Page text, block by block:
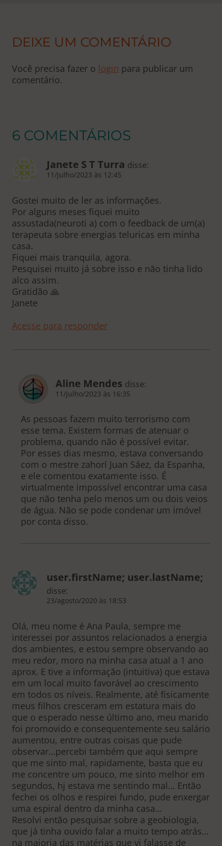
DEIXE UM COMENTÁRIO
Você precisa fazer o login para publicar um
comentário.
6 COMENTÁRIOS
Janete S T Turra disse:
11/julho/2023 às 12:45
Gostei muito de ler as informações.
Por alguns meses fiquei muito
assustada(neuroti a) com o feedback de um(a)
terapeuta sobre energias teluricas em minha
casa.
Fiquei mais tranquila, agora.
Pesquisei muito já sobre isso e não tinha lido
alco assim.
Gratidão 🙏
Janete
Acesse para responder
Aline Mendes disse:
11/julho/2023 às 16:35
As pessoas fazem muito terrorismo com
esse tema. Existem formas de atenuar o
problema, quando não é possível evitar.
Por esses dias mesmo, estava conversando
com o mestre zahorí Juan Sáez, da Espanha,
e ele comentou exatamente isso. É
virtualmente impossível encontrar uma casa
que não tenha pelo menos um ou dois veios
de água. Não se pode condenar um imóvel
por conta disso.
user.firstName; user.lastName;
disse:
23/agosto/2020 às 18:53
Olá, meu nome é Ana Paula, sempre me
interessei por assuntos relacionados a energia
dos ambientes, e estou sempre observando ao
meu redor, moro na minha casa atual a 1 ano
aprox. E tive a informação (intuitiva) que estava
em um local muito favorável ao crescimento
em todos os níveis. Realmente, até fisicamente
meus filhos cresceram em estatura mais do
que o esperado nesse último ano, meu marido
foi promovido e consequentemente seu salário
aumentou, entre outras coisas que pude
observar…percebi também que aqui sempre
que me sinto mal, rapidamente, basta que eu
me concentre um pouco, me sinto melhor em
segundos, hj estava me sentindo mal… Então
fechei os olhos e respirei fundo, pude enxergar
uma espiral dentro da minha casa…
Resolvi então pesquisar sobre a geobiologia,
que já tinha ouvido falar a muito tempo atrás…
na maioria das matérias que vi falasse de